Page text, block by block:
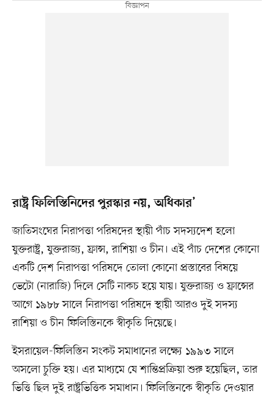
রাষ্ট্র ফিলিস্তিনিদের পুরস্কার নয়, অধিকার’
জাতিসংঘের নিরাপত্তা পরিষদের স্থায়ী পাঁচ সদস্যদেশ হলো
যুক্তরাষ্ট্র, যুক্তরাজ্য, ফ্রান্স, রাশিয়া ও চীন। এই পাঁচ দেশের কোনো
একটি দেশ নিরাপত্তা পরিষদে তোলা কোনো প্রস্তাবের বিষয়ে
ভেটো (নারাজি) দিলে সেটি নাকচ হয়ে যায়। যুক্তরাজ্য ও ফ্রান্সের
আগে ১৯৮৮ সালে নিরাপত্তা পরিষদে স্থায়ী আরও দুই সদস্য
রাশিয়া ও চীন ফিলিস্তিনকে স্বীকৃতি দিয়েছে।
ইসরায়েল-ফিলিস্তিন সংকট সমাধানের লক্ষ্যে ১৯৯৩ সালে
অসলো চুক্তি হয়। এর মাধ্যমে যে শান্তিপ্রক্রিয়া শুরু হয়েছিল, তার
ভিত্তি ছিল দুই রাষ্ট্রভিত্তিক সমাধান। ফিলিস্তিনকে স্বীকৃতি দেওয়ার